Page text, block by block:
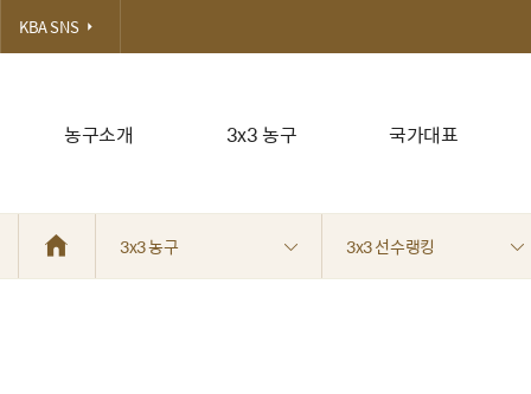
농구소개 3x3 농구 국가대표
KBA SNS
3x3 농구 3x3 선수랭킹